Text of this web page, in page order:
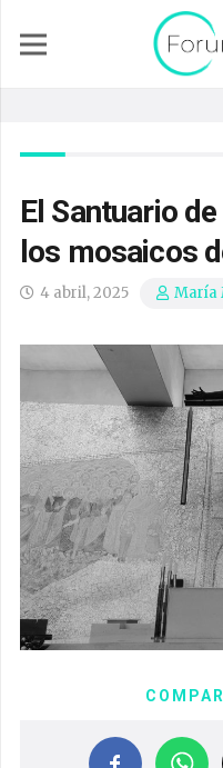
El Santuario
los mosaicos
4 abril, 2025 María